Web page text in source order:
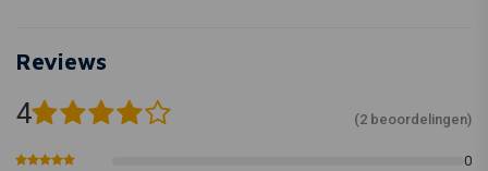
Reviews
4 (2 beoordelingen)
0